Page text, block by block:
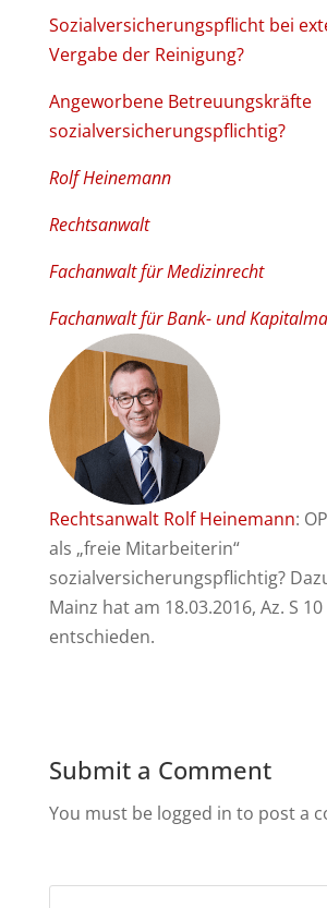
Sozialversicherungspflicht bei
Vergabe der Reinigung?
Angeworbene Betreuungskräfte
sozialversicherungspflichtig?
Rolf Heinemann
Rechtsanwalt
Fachanwalt für Medizinrecht
Fachanwalt für Bank- und
Rechtsanwalt Rolf Heinemann:
als „freie Mitarbeiterin“
sozialversicherungspflichtig?
Mainz hat am 18.03.2016, Az. S 10
entschieden.
Submit a Comment
You must be logged in to post a